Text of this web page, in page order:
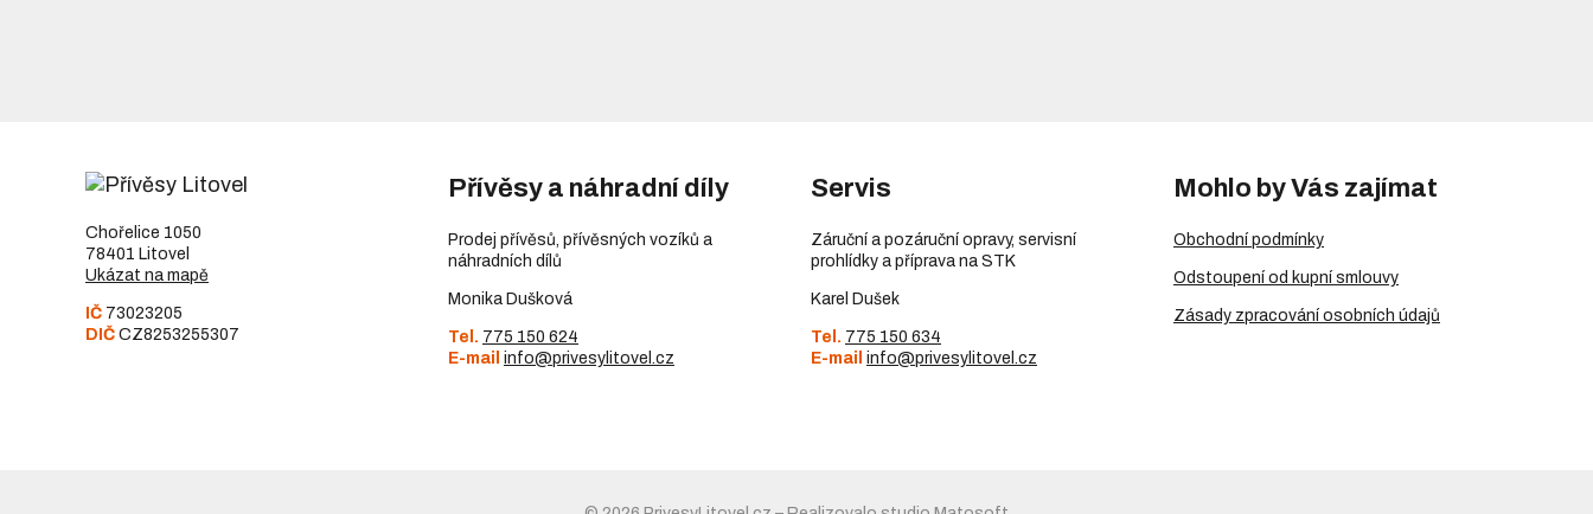
Chořelice 1050
78401 Litovel
Ukázat na mapě
IČ 73023205
DIČ CZ8253255307
Přívěsy a náhradní díly
Prodej přívěsů, přívěsných vozíků a
náhradních dílů
Monika Dušková
Tel. 775 150 624
E-mail info@privesylitovel.cz
Servis
Záruční a pozáruční opravy, servisní
prohlídky a příprava na STK
Karel Dušek
Tel. 775 150 634
E-mail info@privesylitovel.cz
Mohlo by Vás zajímat
Obchodní podmínky
Odstoupení od kupní smlouvy
Zásady zpracování osobních údajů